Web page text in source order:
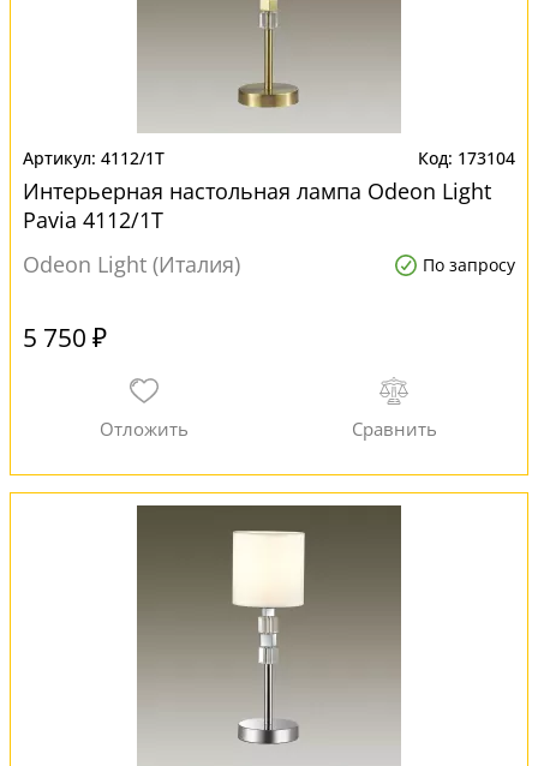
4112/1T 173104
Интерьерная настольная лампа Odeon Light
Pavia 4112/1T
Odeon Light (Италия)
По запросу
5 750 ₽